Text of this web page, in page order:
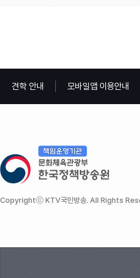
견학 안내 모바일앱 이용안내
Copyrightⓒ KTV국민방송. All Rights